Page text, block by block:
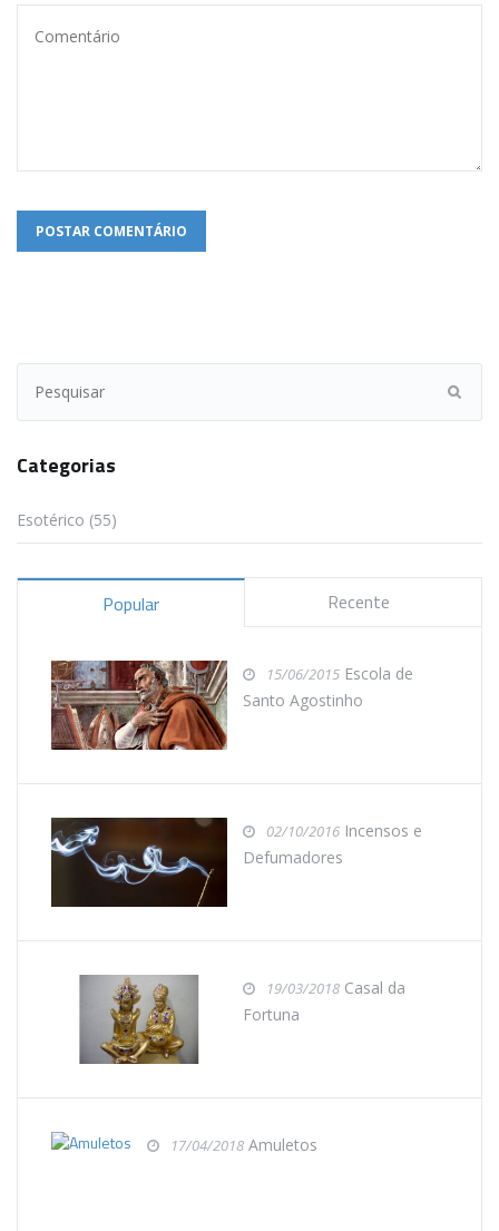
Categorias
Esotérico (55)
Popular Recente
15/06/2015Escola de
Santo Agostinho
02/10/2016Incensos e
Defumadores
19/03/2018Casal da
Fortuna
17/04/2018 Amuletos